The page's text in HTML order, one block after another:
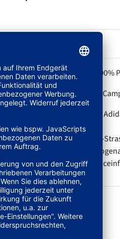
MATERIAL: 100%
KOLLEKTION:
adidas AG
Adi-Dassler-
91074
E-Mail: